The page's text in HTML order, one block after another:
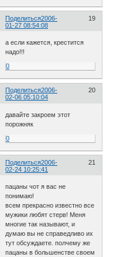
Поделиться 19
2006-
01-27 08:54:08
а если кажется, крестится
надо!!!
0
Поделиться 20
2006-
02-06 05:10:04
давайте закроем этот
порожняк
0
Поделиться 21
2006-
02-24 10:25:41
пацаны чот я вас не
понимаю!
всем прекрасно известно все
мужики любят стерв! Меня
многие так называют, и
думаю вы не справедливо их
тут обсуждаете. полчему же
пацаны в большенстве своем